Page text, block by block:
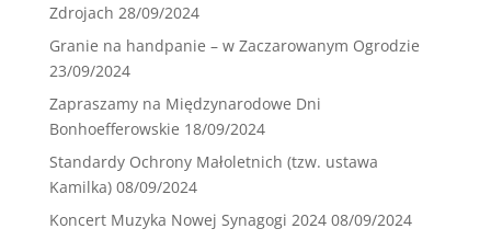
Zdrojach 28/09/2024
Granie na handpanie – w Zaczarowanym Ogrodzie
23/09/2024
Zapraszamy na Międzynarodowe Dni
Bonhoefferowskie 18/09/2024
Standardy Ochrony Małoletnich (tzw. ustawa
Kamilka) 08/09/2024
Koncert Muzyka Nowej Synagogi 2024 08/09/2024